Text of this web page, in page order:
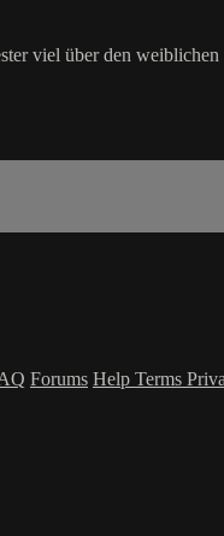
viel über den
Forums Help Terms